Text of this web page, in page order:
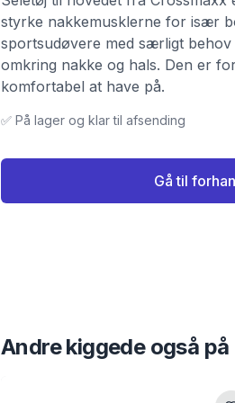
styrke nakkemusklerne for især
sportsudøvere med særligt
omkring nakke og hals. Den er
komfortabel at have på.
✅ På lager og klar til afsending
Gå til
Andre kiggede også på